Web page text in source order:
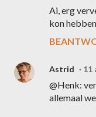
Ai, erg
kon
Astrid 11
@Henk:
allemaal